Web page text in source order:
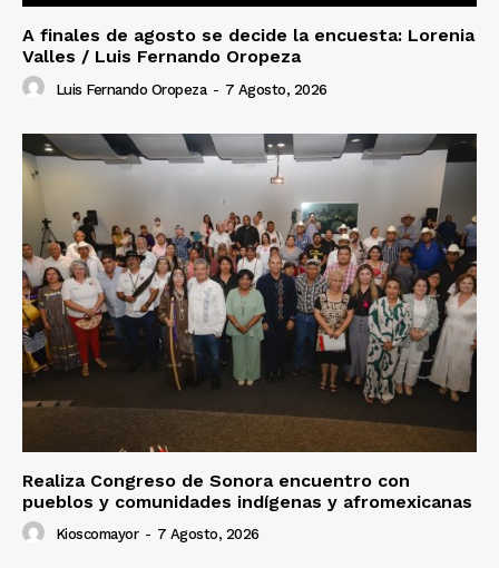
A finales de agosto se decide la encuesta: Lorenia
Valles / Luis Fernando Oropeza
Luis Fernando Oropeza - 7 Agosto, 2026
Realiza Congreso de Sonora encuentro con
pueblos y comunidades indígenas y afromexicanas
Kioscomayor - 7 Agosto, 2026